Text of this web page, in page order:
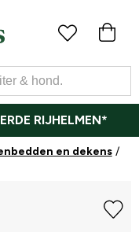
RIJHELMEN*
en dekens